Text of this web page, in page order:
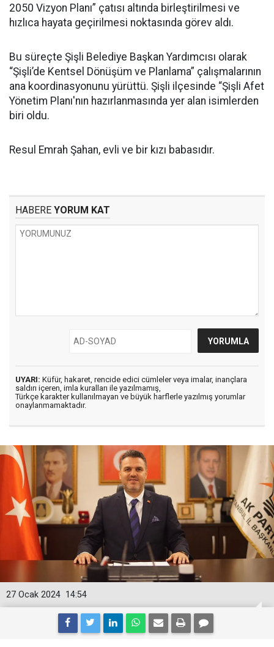
2050 Vizyon Planı” çatısı altında birleştirilmesi ve
hızlıca hayata geçirilmesi noktasında görev aldı.
Bu süreçte Şişli Belediye Başkan Yardımcısı olarak
“Şişli’de Kentsel Dönüşüm ve Planlama” çalışmalarının
ana koordinasyonunu yürüttü. Şişli ilçesinde “Şişli Afet
Yönetim Planı'nın hazırlanmasında yer alan isimlerden
biri oldu.
Resul Emrah Şahan, evli ve bir kızı babasıdır.
HABERE YORUM KAT
UYARI: Küfür, hakaret, rencide edici cümleler veya imalar, inançlara
saldırı içeren, imla kuralları ile yazılmamış,
Türkçe karakter kullanılmayan ve büyük harflerle yazılmış yorumlar
onaylanmamaktadır.
14:54
27 Ocak 2024